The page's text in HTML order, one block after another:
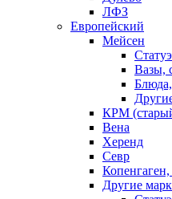
ЛФЗ
Европейский
Мейсен
Вазы,
КРМ
Вена
Херенд
Севр
Другие